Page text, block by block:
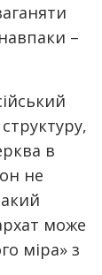
–
в
не
може
міра» з